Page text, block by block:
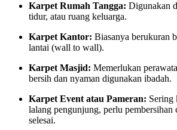
Karpet Rumah Tangga: Digunakan
tidur, atau ruang keluarga.
Karpet Kantor: Biasanya berukuran
lantai (wall to wall).
Karpet Masjid: Memerlukan
bersih dan nyaman digunakan ibadah.
Karpet Event atau Pameran: Sering
lalang pengunjung, perlu pembersihan
selesai.